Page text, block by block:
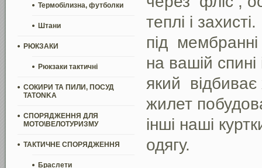
Термобілизна, футболки
Штани
РЮКЗАКИ
Рюкзаки тактичні
СОКИРИ ТА ПИЛИ, ПОСУД
TATONKA
СПОРЯДЖЕННЯ ДЛЯ
МОТО\ВЕЛОТУРИЗМУ
ТАКТИЧНЕ СПОРЯДЖЕННЯ
Браслети
теплі і
під мембранні
на вашій спині
який
жилет
інші наші
одягу.